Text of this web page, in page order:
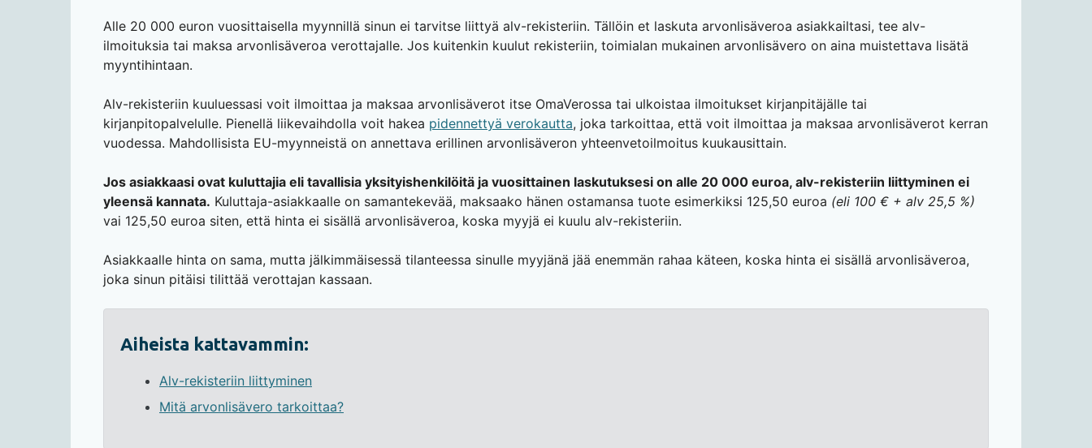
Alle 20 000 euron vuosittaisella myynnillä sinun ei tarvitse liittyä alv-rekisteriin. Tällöin et laskuta arvonlisäveroa asiakkailtasi, tee alv-
ilmoituksia tai maksa arvonlisäveroa verottajalle. Jos kuitenkin kuulut rekisteriin, toimialan mukainen arvonlisävero on aina muistettava lisätä
myyntihintaan.
Alv-rekisteriin kuuluessasi voit ilmoittaa ja maksaa arvonlisäverot itse OmaVerossa tai ulkoistaa ilmoitukset kirjanpitäjälle tai
kirjanpitopalvelulle. Pienellä liikevaihdolla voit hakea pidennettyä verokautta, joka tarkoittaa, että voit ilmoittaa ja maksaa arvonlisäverot kerran
vuodessa. Mahdollisista EU-myynneistä on annettava erillinen arvonlisäveron yhteenvetoilmoitus kuukausittain.
Jos asiakkaasi ovat kuluttajia eli tavallisia yksityishenkilöitä ja vuosittainen laskutuksesi on alle 20 000 euroa, alv-rekisteriin liittyminen ei
yleensä kannata. Kuluttaja-asiakkaalle on samantekevää, maksaako hänen ostamansa tuote esimerkiksi 125,50 euroa (eli 100 € + alv 25,5 %)
vai 125,50 euroa siten, että hinta ei sisällä arvonlisäveroa, koska myyjä ei kuulu alv-rekisteriin.
Asiakkaalle hinta on sama, mutta jälkimmäisessä tilanteessa sinulle myyjänä jää enemmän rahaa käteen, koska hinta ei sisällä arvonlisäveroa,
joka sinun pitäisi tilittää verottajan kassaan.
Aiheista kattavammin:
Alv-rekisteriin liittyminen
Mitä arvonlisävero tarkoittaa?